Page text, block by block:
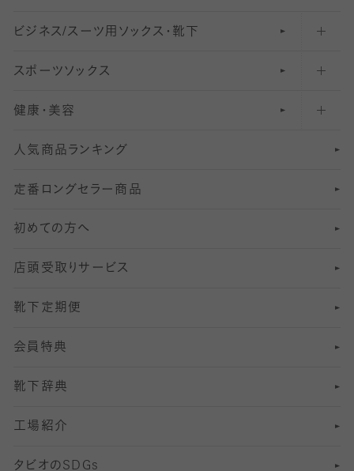
クルーソックス（ふくらはぎ下）
ハイソックス
オーバーニー・ニーハイソックス
61〜80デニールタイツ
81 〜110デニールタイツ
111〜210デニールタイツ
211デニールタイツ以上（防寒・厚手タイツ）
レギンスパンツ（レギパン）
マタニティレギンス
5 分丈
6 分丈レギンス
7 分丈 レギンス
8分丈 レギンス
10分丈 レギンス
12分丈レギンス
13分丈レギンス
ショートストッキング
結婚式用ストッキング
美脚ストッキング
オールスルーストッキング
ビジネス/スーツ用 ソックス・靴下
匠シリーズ
フレッシャーズ向けソックス・靴下
冠婚葬祭向けソックス・靴下
スーツカジュアルソックス・靴下
ロングホーズ
スポーツソックス
ランニングソックス・靴下
ゴルフソックス・靴下
サッカー・フットサル用ソックス
ヨガソックス・靴下
スポーツ用レッグウォーマー
SSサイズ（21～23cm）
Sサイズ（22～25cm）
Mサイズ（25～27cm）
Lサイズ（27～29cm）
健康・美容
インナーソックス
加圧・着圧ソックス
冷えとり靴下
着圧・加圧タイツ
むくみ対策
足の疲れ対策
足の臭い対策
冷え対策
靴ずれ対策
人気商品ランキング
定番ロングセラー商品
初めての方へ
店頭受取りサービス
靴下定期便
会員特典
靴下辞典
工場紹介
タビオのSDGs